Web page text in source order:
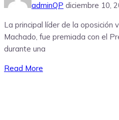
adminQP diciembre 10,
La principal líder de la oposición
Machado, fue premiada con el
durante una
Read More